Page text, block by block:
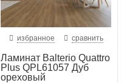
избранное сравнить
Ламинат Balterio Quattro
Plus QPL61057 Дуб
ореховый